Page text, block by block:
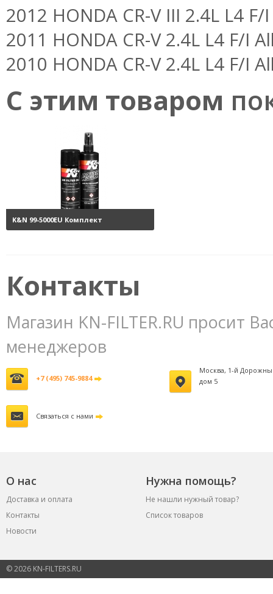
2012 HONDA CR-V III 2.4L L4 F/
2011 HONDA CR-V 2.4L L4 F/I
2010 HONDA CR-V 2.4L L4 F/I
С этим товаром
K&N 99-5000EU Комплект
Контакты
Магазин KN-FILTER.RU просит
менеджеров
+7 (495) 745-9884
Москва, 1-й
дом 5
Связаться с нами
О нас Нужна помощь?
Доставка и оплата
Не нашли нужный товар?
Контакты
Список товаров
Новости
© 2026 KN-FILTERS.RU